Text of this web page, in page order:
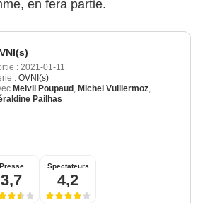
en fera partie.
: 2021-01-11
: OVNI(s)
Melvil Poupaud Michel Vuillermoz
Pailhas
Presse
3,7
Spectateurs
4,2